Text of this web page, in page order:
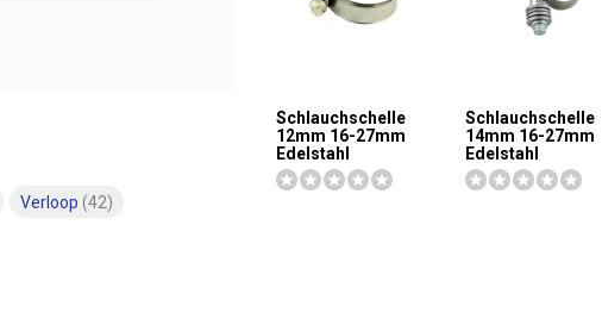
Verloop (42)
Schlauchschelle
12mm 16-27mm
Edelstahl
Schlauchschelle
14mm 16-27mm
Edelstahl